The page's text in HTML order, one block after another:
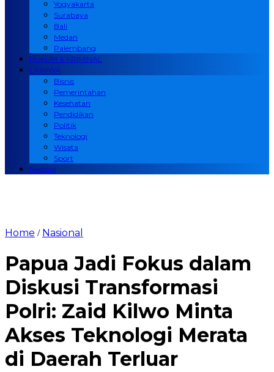
Yogyakarta
Surabaya
Bali
Medan
Palembang
HUKUM & KRIMINAL
LAINNYA
Bisnis
Pemerintahan
Kesehatan
Pendidikan
Politik
Teknologi
Wisata
Sport
Redaksi
Home / Nasional
Papua Jadi Fokus dalam
Diskusi Transformasi
Polri: Zaid Kilwo Minta
Akses Teknologi Merata
di Daerah Terluar